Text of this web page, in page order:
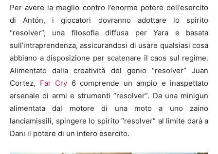
Per avere la meglio contro l’enorme potere dell’esercito
di Antón, i giocatori dovranno adottare lo spirito
“resolver”, una filosofia diffusa per Yara e basata
sull’intraprendenza, assicurandosi di usare qualsiasi cosa
abbiano a disposizione per scatenare il caos sul regime.
Alimentato dalla creatività del genio “resolver” Juan
Cortez, Far Cry 6 comprende un ampio e inaspettato
arsenale di armi e strumenti “resolver”. Da una minigun
alimentata dal motore di una moto a uno zaino
lanciamissili, spingere lo spirito “resolver” al limite darà a
Dani il potere di un intero esercito.